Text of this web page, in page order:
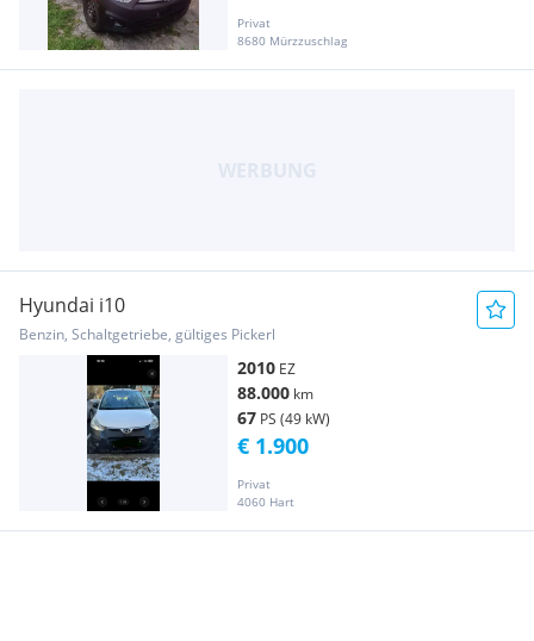
Privat
8680 Mürzzuschlag
Hyundai i10
Benzin, Schaltgetriebe, gültiges Pickerl
2010 EZ
88.000 km
67 PS (49 kW)
Privat
4060 Hart
€ 1.900